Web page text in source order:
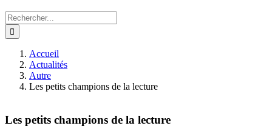
Rechercher:
Accueil
Actualités
Autre
Les petits champions de la lecture
Les petits champions de la lecture